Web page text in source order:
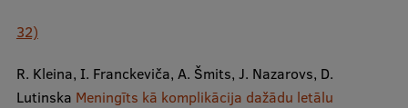
32)
R. Kleina, I. Franckeviča, A. Šmits, J. Nazarovs, D.
Lutinska Meningīts kā komplikācija dažādu letālu